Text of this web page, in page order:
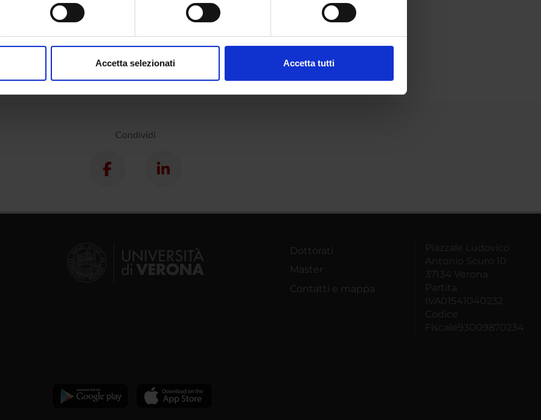
in qualsiasi momento dalla Dichiarazione sui cookie.
Accetta selezionati Accetta tutti
Condividi
Dottorati
Master
Contatti e mappa
Piazzale Ludovico
Antonio Scuro 10
37134 Verona
Partita
IVA01541040232
Codice
Fiscale93009870234